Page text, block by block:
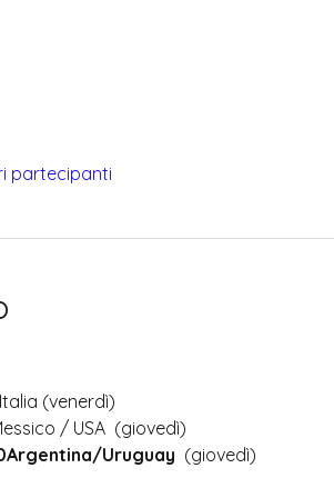
partecipanti
(venerdì)
/ USA  (giovedì)
Uruguay (giovedì)